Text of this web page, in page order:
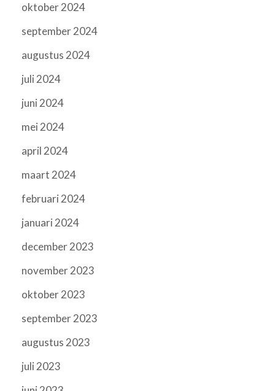
oktober 2024
september 2024
augustus 2024
juli 2024
juni 2024
mei 2024
april 2024
maart 2024
februari 2024
januari 2024
december 2023
november 2023
oktober 2023
september 2023
augustus 2023
juli 2023